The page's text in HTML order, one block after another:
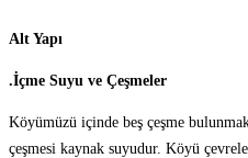
Alt Yapı
.İçme Suyu ve Çeşmeler
Köyümüzü içinde beş çeşme
çeşmesi kaynak suyudur. Köyü